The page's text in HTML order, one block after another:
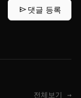
send댓글 등록
전체보기 →